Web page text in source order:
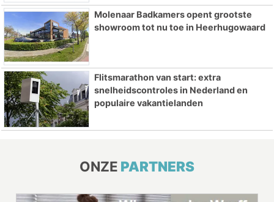
Molenaar Badkamers opent grootste
showroom tot nu toe in Heerhugowaard
Flitsmarathon van start: extra
snelheidscontroles in Nederland en
populaire vakantielanden
ONZE PARTNERS